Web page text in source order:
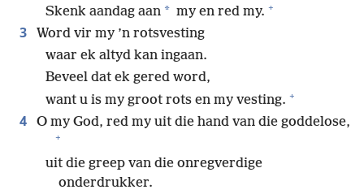
Skenk aandag aan * my en red my. +
3
Word vir my ’n rotsvesting
waar ek altyd kan ingaan.
Beveel dat ek gered word,
want u is my groot rots en my vesting. +
4 O my God, red my uit die hand van die goddelose,
+
uit die greep van die onregverdige
onderdrukker.